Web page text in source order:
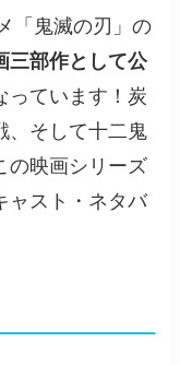
「鬼滅の刃」の
三部作として公
っています！炭
、そして十二鬼
の映画シリーズ
ャスト・ネタバ